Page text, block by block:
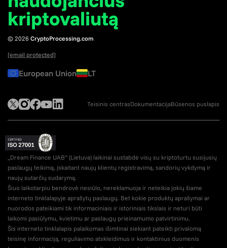
kriptovaliutą
© 2026 CryptoProcessing.com
[email protected]
European Union LT
Teisinis centrasDokumentacijaBūsenos puslapis
„Dream Finance UAB“ (Lietuva) laikinai sustabdė visų su kriptoturtu susijusių
paslaugų teikimą, įskaitant naujų klientų registravimą, sandorių vykdymą ir
naujų sutarčių sudarymą.
Šiuo laikotarpiu bendrovė nesiūlo, nereklamuoja ir neteikia jokių šiame
interneto tinklalapyje aprašytų paslaugų. Bet kokie produktų aprašymai ar
nuorodos pateikiami tik informaciniais ir istoriniais tikslais ir neturi būti
laikomi pasiūlymu, kvietimu ar paslaugų prieinamumo patvirtinimu.
Šis interneto tinklalapis palaikomas išimtinai siekiant pateikti privalomą
teisinę informaciją, reguliavimo atskleidimus ir kontaktinius duomenis